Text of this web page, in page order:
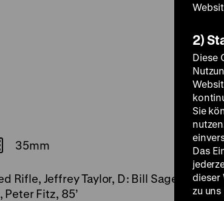
35mm
Rifle, Jeffrey Taylor, D: Bill Sage,
Fitz, 85’
2)
Diese
Sie
Das
dieser
zu uns